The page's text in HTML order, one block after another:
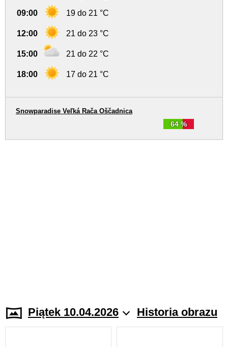
09:00 19 do 21 °C
12:00 21 do 23 °C
15:00 21 do 22 °C
18:00 17 do 21 °C
64 %
Snowparadise Veľká Rača Oščadnica
Piątek 10.04.2026 Historia obrazu